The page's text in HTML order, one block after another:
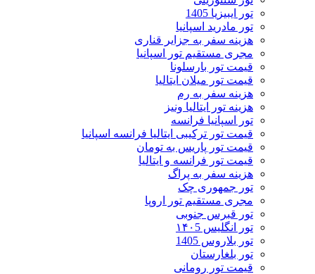
تور ایبیزیا 1405
تور مادرید اسپانیا
هزینه سفر به جزایر قناری
مجری مستقیم تور اسپانیا
قیمت تور بارسلونا
قیمت تور میلان ایتالیا
هزینه سفر به رم
هزینه تور ایتالیا ونیز
تور اسپانیا فرانسه
قیمت تور ترکیبی ایتالیا فرانسه اسپانیا
قیمت تور پاریس به تومان
قیمت تور فرانسه و ایتالیا
هزینه سفر به پراگ
تور جمهوری چک
مجری مستقیم تور اروپا
تور قبرس جنوبی
تور انگلیس ۱۴۰5
تور بلاروس 1405
تور بلغارستان
قیمت تور رومانی